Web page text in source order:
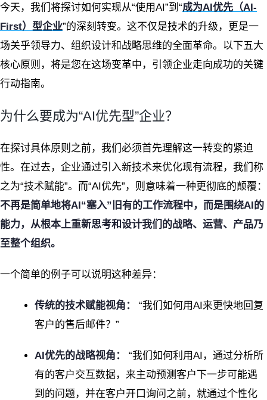
今天，我们将探讨如何实现从“使用AI”到“成为AI优先（AI-
First）型企业”的深刻转变。这不仅是技术的升级，更是一
场关乎领导力、组织设计和战略思维的全面革命。以下五大
核心原则，将是您在这场变革中，引领企业走向成功的关键
行动指南。
为什么要成为“AI优先型”企业？
在探讨具体原则之前，我们必须首先理解这一转变的紧迫
性。在过去，企业通过引入新技术来优化现有流程，我们称
之为“技术赋能”。而“AI优先”，则意味着一种更彻底的颠覆：
不再是简单地将AI“塞入”旧有的工作流程中，而是围绕AI的
能力，从根本上重新思考和设计我们的战略、运营、产品乃
至整个组织。
一个简单的例子可以说明这种差异：
传统的技术赋能视角：
“我们如何用AI来更快地回复
客户的售后邮件？”
AI优先的战略视角：
“我们如何利用AI，通过分析所
有的客户交互数据，来主动预测客户下一步可能遇
到的问题，并在客户开口询问之前，就通过个性化